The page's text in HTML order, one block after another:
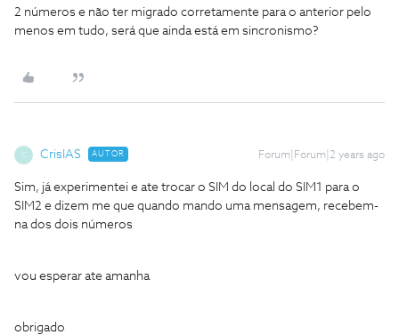
2 números e não ter migrado corretamente para o anterior pelo
menos em tudo, será que ainda está em sincronismo?
C CrisIAS AUTOR Forum|Forum|2 years ago
Sim, já experimentei e ate trocar o SIM do local do SIM1 para o
SIM2 e dizem me que quando mando uma mensagem, recebem-
na dos dois números
vou esperar ate amanha
obrigado